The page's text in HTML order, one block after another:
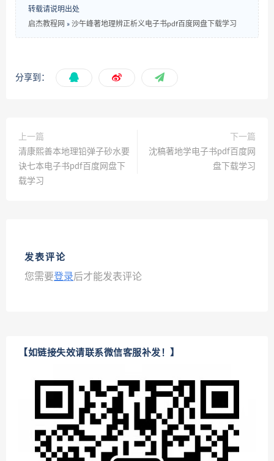
转载请说明出处
启杰教程网 » 沙午峰著地理辨正析义电子书pdf百度网盘下载学习
分享到：
上一篇
清康熙善本地理铅弹子砂水要
诀七本电子书pdf百度网盘下
载学习
下一篇
沈稿著地学电子书pdf百度网
盘下载学习
发表评论
您需要登录后才能发表评论
【如链接失效请联系微信客服补发！】